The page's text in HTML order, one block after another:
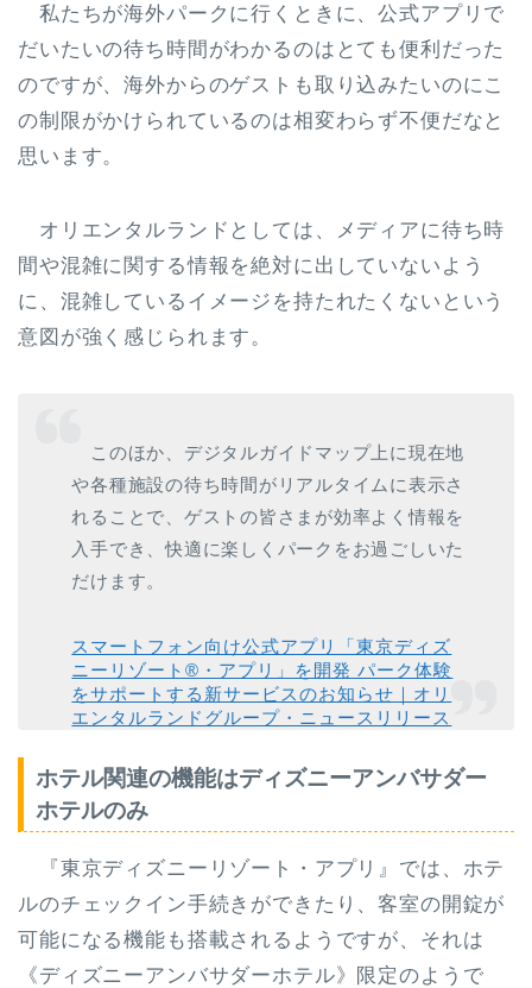
私たちが海外パークに行くときに、公式アプリで
だいたいの待ち時間がわかるのはとても便利だった
のですが、海外からのゲストも取り込みたいのにこ
の制限がかけられているのは相変わらず不便だなと
思います。
オリエンタルランドとしては、メディアに待ち時
間や混雑に関する情報を絶対に出していないよう
に、混雑しているイメージを持たれたくないという
意図が強く感じられます。
このほか、デジタルガイドマップ上に現在地
や各種施設の待ち時間がリアルタイムに表示さ
れることで、ゲストの皆さまが効率よく情報を
入手でき、快適に楽しくパークをお過ごしいた
だけます。
スマートフォン向け公式アプリ「東京ディズ
ニーリゾート®・アプリ」を開発 パーク体験
をサポートする新サービスのお知らせ｜オリ
エンタルランドグループ・ニュースリリース
ホテル関連の機能はディズニーアンバサダー
ホテルのみ
『東京ディズニーリゾート・アプリ』では、ホテ
ルのチェックイン手続きができたり、客室の開錠が
可能になる機能も搭載されるようですが、それは
《ディズニーアンバサダーホテル》限定のようで